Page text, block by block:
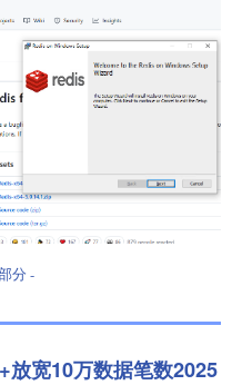
分 -
放宽10万数据笔数2025